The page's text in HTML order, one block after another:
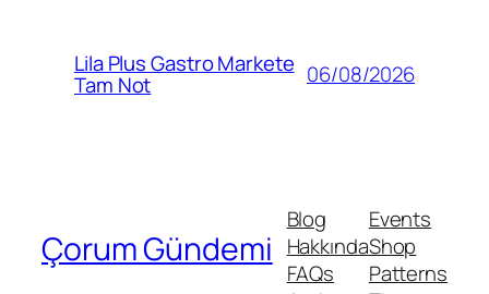
Lila Plus Gastro Markete
Tam Not 06/08/2026
Çorum Gündemi
Blog
Hakkında
FAQs
Events
Shop
Patterns